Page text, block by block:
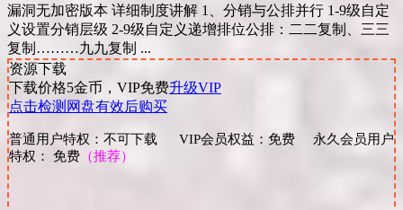
漏洞无加密版本 详细制度讲解 1、分销与公排并行 1-9级自定
义设置分销层级 2-9级自定义递增排位公排：二二复制、三三
复制………九九复制 ...
资源下载
下载价格5金币，VIP免费升级VIP
点击检测网盘有效后购买
普通用户特权：不可下载 VIP会员权益：免费 永久会员用户
特权： 免费 （推荐）